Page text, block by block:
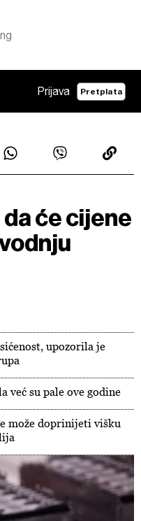
Prijava Pretplata
će cijene
upozorila je
su pale ove godine
može doprinijeti višku